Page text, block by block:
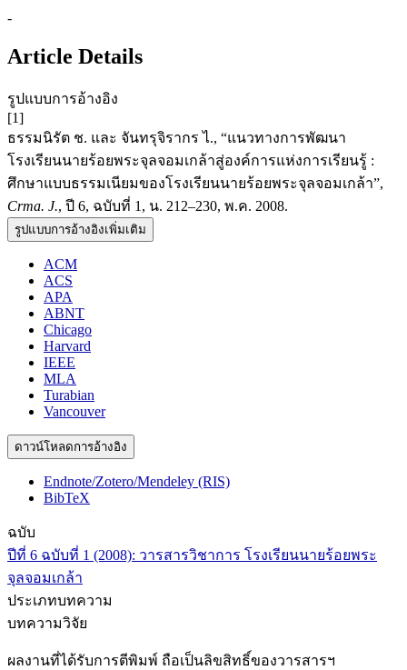
-
Article Details
รูปแบบการอ้างอิง
[1]
ธรรมนิรัต ช. และ จันทรุจิรากร ไ., “แนวทางการพัฒนา
โรงเรียนนายร้อยพระจุลจอมเกล้าสู่องค์การแห่งการเรียนรู้ :
ศึกษาแบบธรรมเนียมของโรงเรียนนายร้อยพระจุลจอมเกล้า”,
Crma. J., ปี 6, ฉบับที่ 1, น. 212–230, พ.ค. 2008.
รูปแบบการอ้างอิงเพิ่มเติม
ACM
ACS
APA
ABNT
Chicago
Harvard
IEEE
MLA
Turabian
Vancouver
ดาวน์โหลดการอ้างอิง
Endnote/Zotero/Mendeley (RIS)
BibTeX
ฉบับ
ปีที่ 6 ฉบับที่ 1 (2008): วารสารวิชาการ โรงเรียนนายร้อยพระ
จุลจอมเกล้า
ประเภทบทความ
บทความวิจัย
ผลงานที่ได้รับการตีพิมพ์ ถือเป็นลิขสิทธิ์ของวารสารฯ